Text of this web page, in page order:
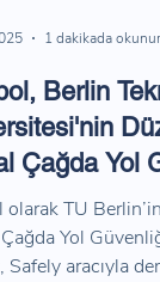
Berlin
Çağda Yol
Yer
olarak TU
Yol
Safely aracıyla
1 dakikada okunur